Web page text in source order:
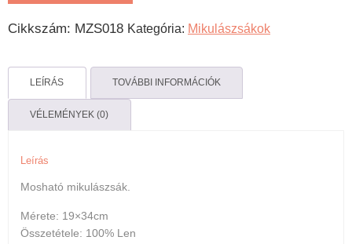
Mikulás
zsák
Kívánság
lista
mennyiség
Cikkszám: MZS018 Kategória: Mikulászsákok
LEÍRÁS TOVÁBBI INFORMÁCIÓK
VÉLEMÉNYEK (0)
Leírás
Mosható mikulászsák.
Mérete: 19×34cm
Összetétele: 100% Len